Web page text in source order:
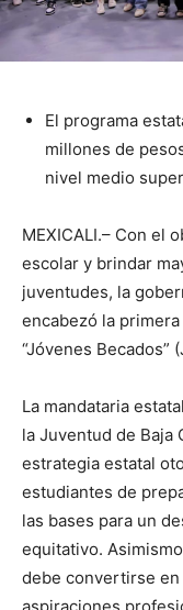
El programa
millones de
nivel medio
MEXICALI.– Con el
escolar y brindar
juventudes, la
encabezó la
“Jóvenes Becados”
La mandataria
la Juventud de Baja
estrategia estatal
estudiantes de
las bases para un
equitativo.
debe convertirse
aspiraciones